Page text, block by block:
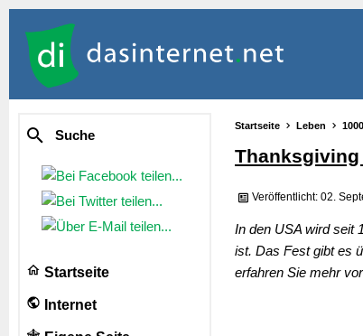
Suche
Startseite
Internet
Startseite Leben
Thanksgiving
Veröffentlicht: 02.
In den USA wird seit
ist. Das Fest gibt es
erfahren Sie mehr